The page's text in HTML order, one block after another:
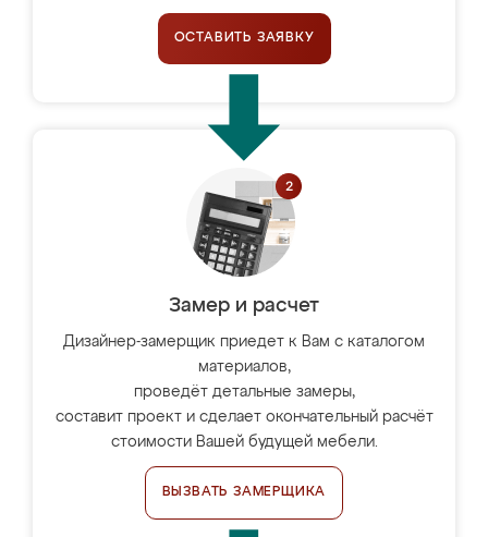
ОСТАВИТЬ ЗАЯВКУ
Замер и расчет
Дизайнер-замерщик приедет к Вам с каталогом
материалов,
проведёт детальные замеры,
составит проект и сделает окончательный расчёт
стоимости Вашей будущей мебели.
ВЫЗВАТЬ ЗАМЕРЩИКА